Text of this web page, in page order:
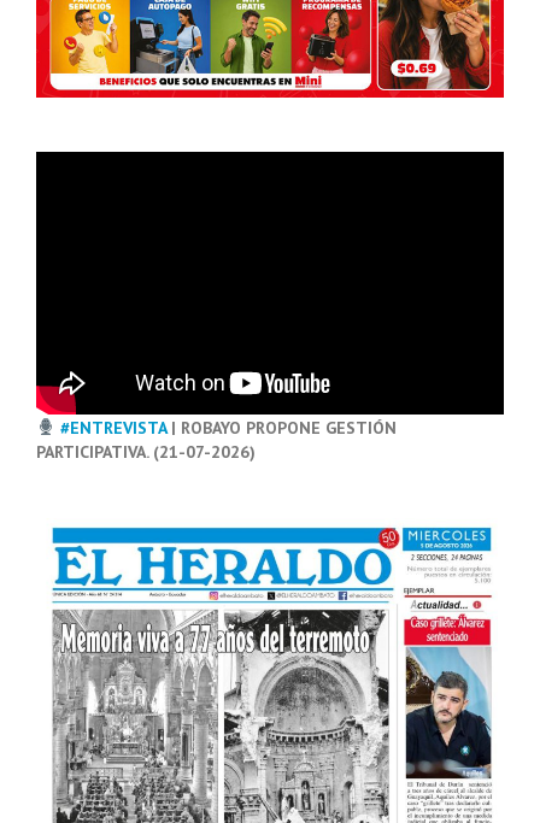
#ENTREVISTA| ROBAYO PROPONE GESTIÓN
PARTICIPATIVA. (21-07-2026)